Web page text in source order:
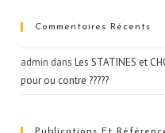
Commentaires Récents
admin dansLes STATINES et
pour ou contre ?????